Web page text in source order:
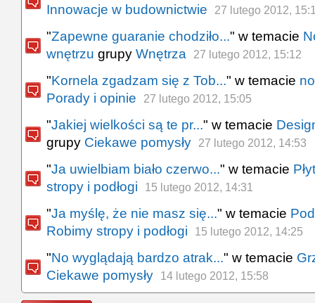
Innowacje w budownictwie
27 lutego 2012,
"Zapewne guaranie chodziło..." w temacie
wnętrzu grupy Wnętrza 27 lutego 2012, 15:12
"Kornela zgadzam się z Tob..." w temacie
Porady i opinie
27 lutego 2012, 15:05
"Jakiej wielkości są te pr..." w temacie
grupy Ciekawe pomysły 27 lutego 2012, 14:53
"Ja uwielbiam biało czerwo..." w temacie
stropy i podłogi
15 lutego 2012, 14:31
"Ja myślę, że nie masz się..." w temacie
Robimy stropy i podłogi
15 lutego 2012, 14:25
"No wyglądają bardzo atrak..." w temacie
Ciekawe pomysły
14 lutego 2012, 15:58